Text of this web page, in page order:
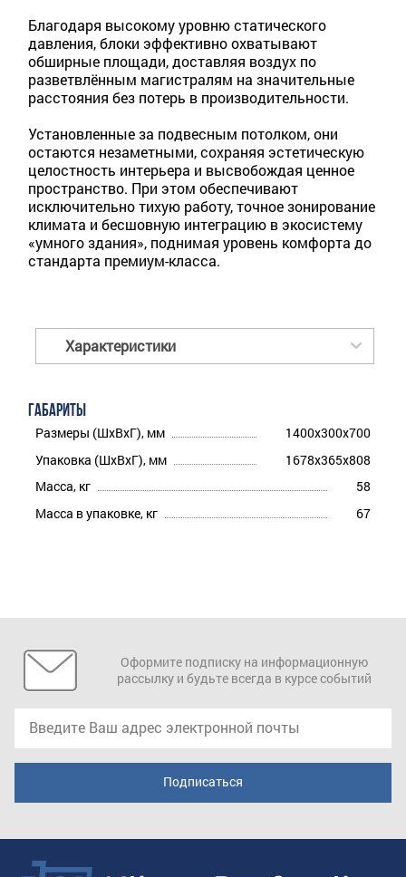
Благодаря высокому уровню статического
давления, блоки эффективно охватывают
обширные площади, доставляя воздух по
разветвлённым магистралям на значительные
расстояния без потерь в производительности.
Установленные за подвесным потолком, они
остаются незаметными, сохраняя эстетическую
целостность интерьера и высвобождая ценное
пространство. При этом обеспечивают
исключительно тихую работу, точное зонирование
климата и бесшовную интеграцию в экосистему
«умного здания», поднимая уровень комфорта до
стандарта премиум-класса.
Характеристики
ГАБАРИТЫ
Размеры (ШхВхГ), мм
1400x300x700
Упаковка (ШхВхГ), мм
1678x365x808
Масса, кг
58
Масса в упаковке, кг
67
Оформите подписку на информационную
рассылку и будьте всегда в курсе событий